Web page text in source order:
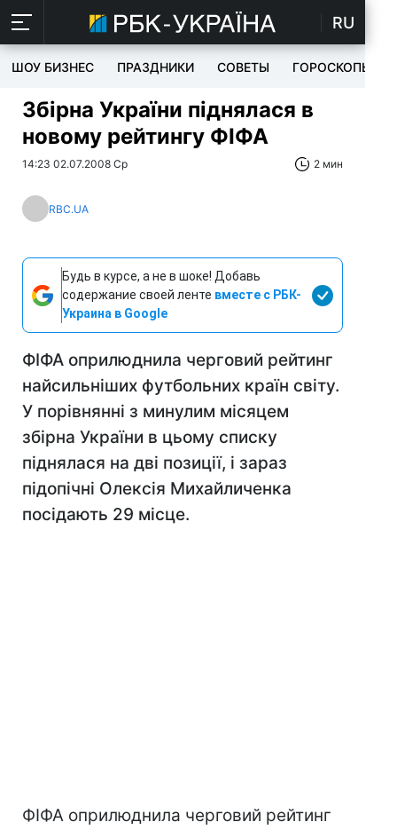
RU
ШОУ БИЗНЕС ПРАЗДНИКИ СОВЕТЫ ГОРОСКОПЫ
Збірна України піднялася в
новому рейтингу ФІФА
14:23 02.07.2008 Ср 2 мин
RBC.UA
Будь в курсе, а не в шоке! Добавь
содержание своей ленте вместе с РБК-
Украина в Google
ФІФА оприлюднила черговий рейтинг
найсильніших футбольних країн світу.
У порівнянні з минулим місяцем
збірна України в цьому списку
піднялася на дві позиції, і зараз
підопічні Олексія Михайличенка
посідають 29 місце.
ФІФА оприлюднила черговий рейтинг